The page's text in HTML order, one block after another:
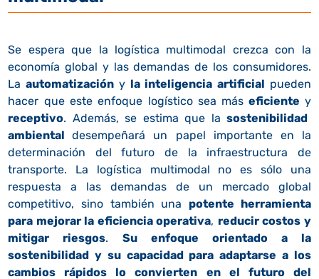
Se espera que la logística multimodal crezca con la
economía global y las demandas de los consumidores.
Laautomatización y la inteligencia artificial pueden
hacer que este enfoque logístico sea máseficiente y
receptivo. Además, se estima que lasostenibilidad
ambientaldesempeñará un papel importante en la
determinación del futuro de la infraestructura de
transporte. La logística multimodal no es sólo una
respuesta a las demandas de un mercado global
competitivo, sino también una potente herramienta
para mejorar la eficiencia operativa, reducir costos y
mitigar riesgos.Su enfoque orientado a la
sostenibilidad y su capacidad para adaptarse a los
cambios rápidos lo convierten en el futuro del